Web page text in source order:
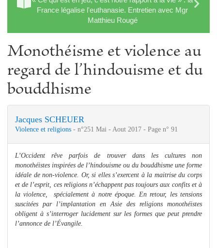
France légalise l'euthanasie. Entretien avec Mgr
Matthieu Rougé
Monothéisme et violence au
regard de l’hindouisme et du
bouddhisme
Jacques SCHEUER
Violence et religions - n°251 Mai - Aout 2017 - Page n° 91
L’Occident rêve parfois de trouver dans les cultures non
monothéistes inspirées de l’hindouisme ou du bouddhisme une forme
idéale de non-violence. Or, si elles s’exercent à la maitrise du corps
et de l’esprit, ces religions n’échappent pas toujours aux confits et à
la violence, spécialement à notre époque. En retour, les tensions
suscitées par l’implantation en Asie des religions monothéistes
obligent à s’interroger lucidement sur les formes que peut prendre
l’annonce de l’Évangile.